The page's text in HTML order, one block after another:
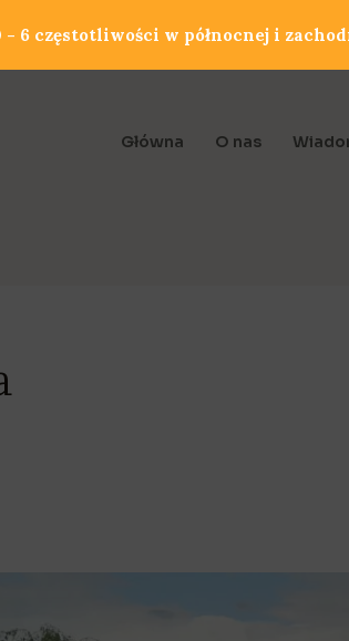
Główna O nas
6 częstotliwości w północnej i